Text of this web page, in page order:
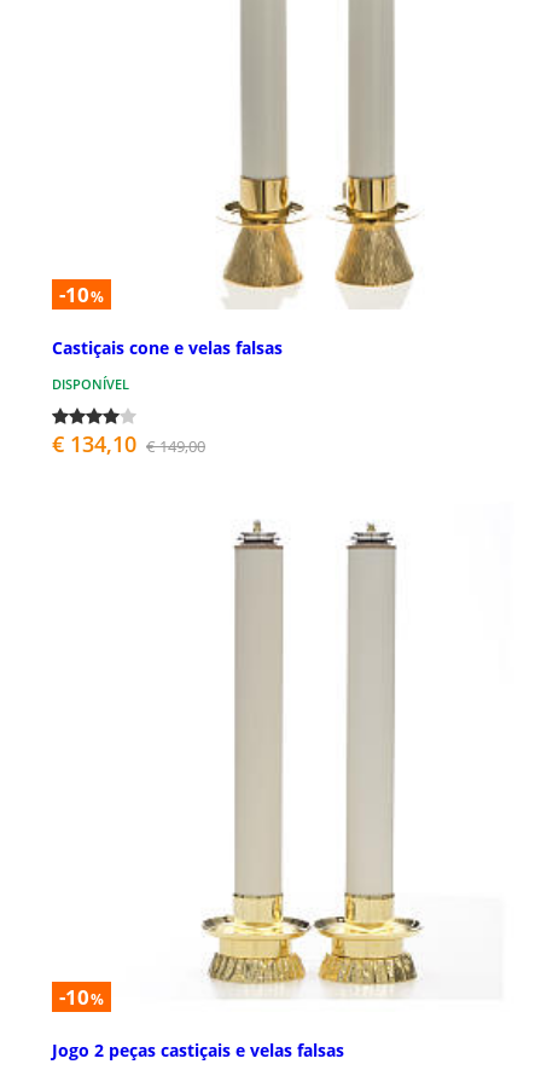
-10%
Castiçais cone e velas falsas
DISPONÍVEL
€ 134,10 € 149,00
-10%
Jogo 2 peças castiçais e velas falsas